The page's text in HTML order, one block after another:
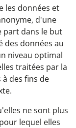
les données et
d'une
part dans le but
des données au
niveau optimal
traitées par la
à des fins de
ne sont plus
lequel elles